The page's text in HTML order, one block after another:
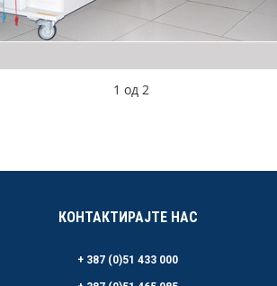
1 од 2
КОНТАКТИРАЈТЕ НАС
+ 387 (0)51 433 000